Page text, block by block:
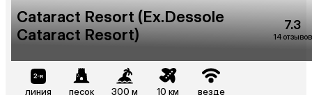
Cataract Resort (Ex.Dessole
Cataract Resort)
7.3
14 отзывов
линия песок 300 м 10 км везде